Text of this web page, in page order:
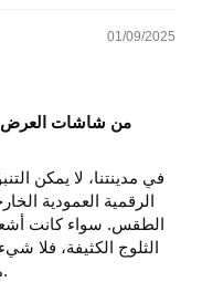
01/09/2025
في مدينتنا، لا يمكن
الطقس. سواء كانت أشعة
الثلوج الكثيفة، فلا
مقاومة الطقس هذه مثيرة للإعجاب حقًا.